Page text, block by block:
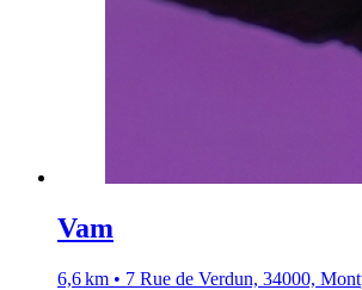
Vam
6,6 km • 7 Rue de Verdun, 34000,